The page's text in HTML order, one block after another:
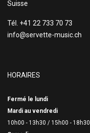
Suisse
Tél. +41 22 733 70 73
info@servette-music.ch
HORAIRES
Fermé le lundi
Mardi au vendredi
10h00 - 13h30 / 15h00 - 18h30